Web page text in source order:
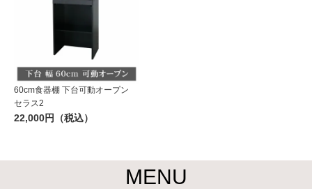
60cm食器棚 下台可動オープン
セラス2
22,000円（税込）
MENU